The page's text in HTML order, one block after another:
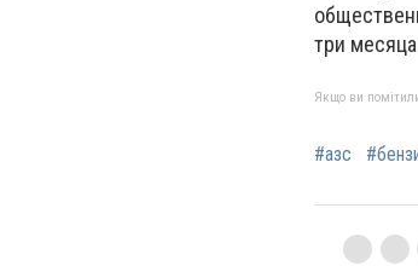
три
Якщо ви
#азс